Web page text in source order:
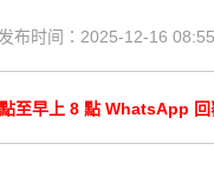
发布时间：2025-12-16
至早上 8 點 WhatsApp